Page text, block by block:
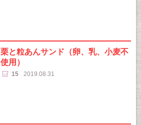
栗と粒あんサンド（卵、乳、小麦不
使用）
15 2019.08.31